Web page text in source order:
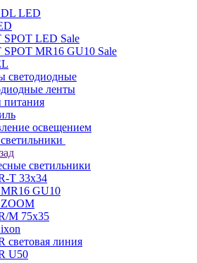
LED
SPOT LED Sale
SPOT MR16 GU10 Sale
светодиодные
ленты
питания
освещением
светильники
T 33x34
GU10
M 75х35
световая линия
U50